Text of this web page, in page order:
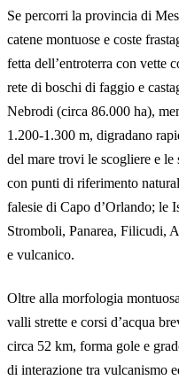
Se percorri la provincia di
catene montuose e coste
fetta dell’entroterra con vette
rete di boschi di faggio e
Nebrodi (circa 86.000 ha),
1.200-1.300 m, digradano
del mare trovi le scogliere e le
con punti di riferimento
falesie di Capo d’Orlando; le
Stromboli, Panarea, Filicudi,
e vulcanico.
Oltre alla morfologia
valli strette e corsi d’acqua
circa 52 km, forma gole e
di interazione tra vulcanismo